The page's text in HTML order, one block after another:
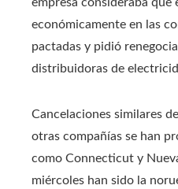
económicamente en las
pactadas y pidió
distribuidoras de
Cancelaciones similares
otras compañías se han
como Connecticut y
miércoles han sido la